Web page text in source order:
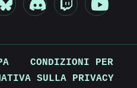
CONDIZIONI PER
SULLA PRIVACY